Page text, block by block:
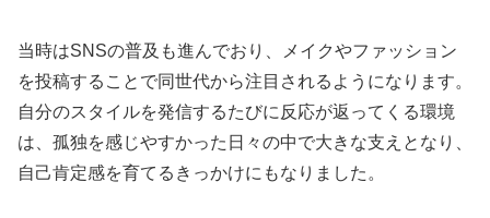
当時はSNSの普及も進んでおり、メイクやファッション
を投稿することで同世代から注目されるようになります。
自分のスタイルを発信するたびに反応が返ってくる環境
は、孤独を感じやすかった日々の中で大きな支えとなり、
自己肯定感を育てるきっかけにもなりました。